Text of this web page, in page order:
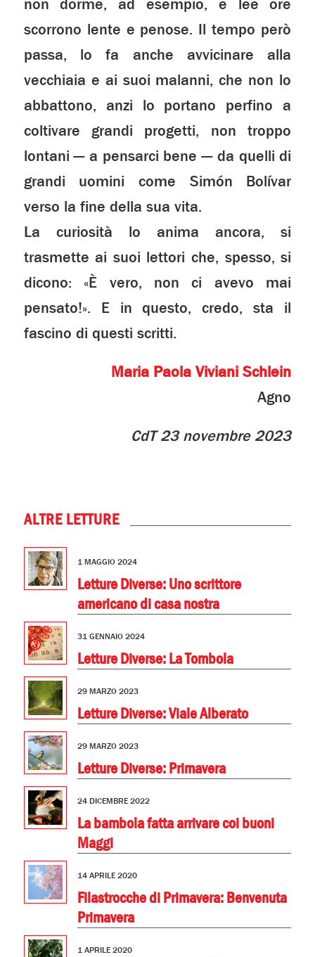
non dorme, ad esempio, e lee ore
scorrono lente e penose. Il tempo però
passa, lo fa anche avvicinare alla
vecchiaia e ai suoi malanni, che non lo
abbattono, anzi lo portano perfino a
coltivare grandi progetti, non troppo
lontani — a pensarci bene — da quelli di
grandi uomini come Simón Bolívar
verso la fine della sua vita.
La curiosità lo anima ancora, si
trasmette ai suoi lettori che, spesso, si
dicono: «È vero, non ci avevo mai
pensato!». E in questo, credo, sta il
fascino di questi scritti.
Maria Paola Viviani Schlein
Agno
CdT 23 novembre 2023
ALTRE LETTURE
1 MAGGIO 2024
Letture Diverse: Uno scrittore
americano di casa nostra
31 GENNAIO 2024
Letture Diverse: La Tombola
29 MARZO 2023
Letture Diverse: Viale Alberato
29 MARZO 2023
Letture Diverse: Primavera
24 DICEMBRE 2022
La bambola fatta arrivare coi buoni
Maggi
14 APRILE 2020
Filastrocche di Primavera: Benvenuta
Primavera
1 APRILE 2020